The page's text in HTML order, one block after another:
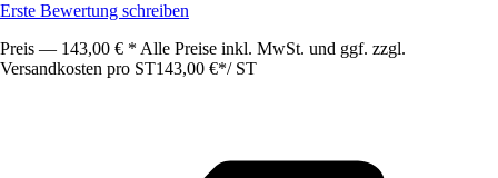
Erste Bewertung schreiben
Preis — 143,00 € * Alle Preise inkl. MwSt. und ggf. zzgl.
Versandkosten pro ST143,00 €*/ ST